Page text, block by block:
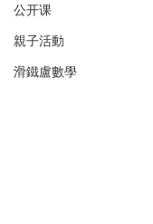
公开课
親子活動
滑鐵盧數學